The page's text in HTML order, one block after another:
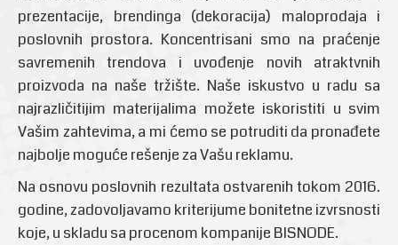
prezentacije, brendinga (dekoracija) maloprodaja i
poslovnih prostora. Koncentrisani smo na praćenje
savremenih trendova i uvođenje novih atraktvnih
proizvoda na naše tržište. Naše iskustvo u radu sa
najrazličitijim materijalima možete iskoristiti u svim
Vašim zahtevima, a mi ćemo se potruditi da pronađete
najbolje moguće rešenje za Vašu reklamu.
Na osnovu poslovnih rezultata ostvarenih tokom 2016.
godine, zadovoljavamo kriterijume bonitetne izvrsnosti
koje, u skladu sa procenom kompanije BISNODE.